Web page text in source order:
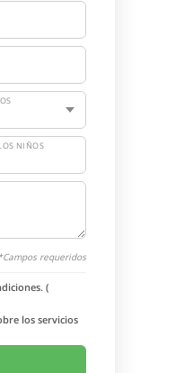
NIÑOS
*Campos requeridos
(
los servicios